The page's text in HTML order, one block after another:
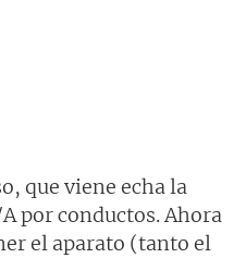
que viene echa la
por conductos. Ahora
el aparato (tanto el